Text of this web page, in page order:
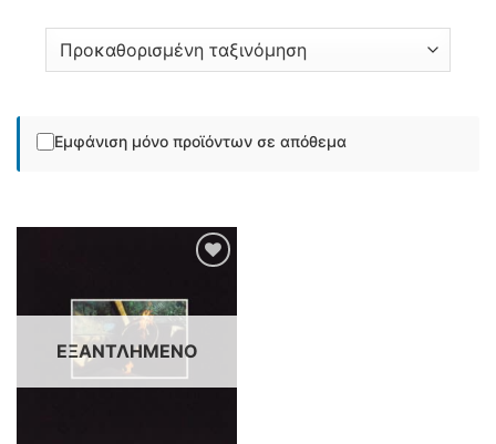
Εμφάνιση μόνο προϊόντων σε απόθεμα
στη λίστα
επιθυμιών
ΕΞΑΝΤΛΗΜΈΝΟ